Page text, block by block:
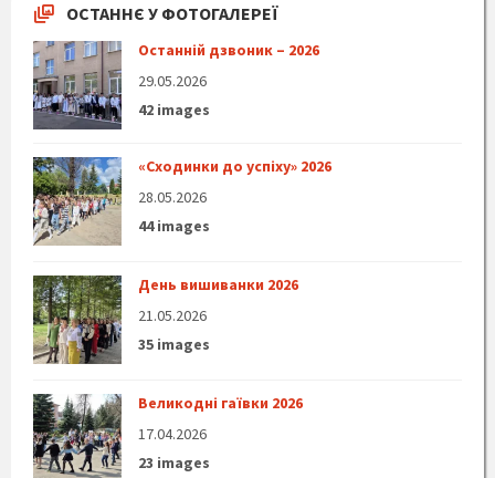
ОСТАННЄ У ФОТОГАЛЕРЕЇ
Останній дзвоник – 2026
29.05.2026
42 images
«Сходинки до успіху» 2026
28.05.2026
44 images
День вишиванки 2026
21.05.2026
35 images
Великодні гаївки 2026
17.04.2026
23 images